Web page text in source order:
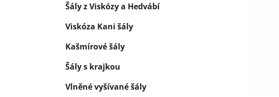
Šály z Viskózy a Hedvábí
Viskóza Kani šály
Kašmírové šály
Šály s krajkou
Vlněné vyšívané šály